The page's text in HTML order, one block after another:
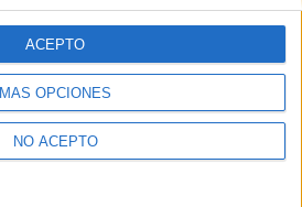
MÁS OPCIONES
NO ACEPTO
ACEPTO